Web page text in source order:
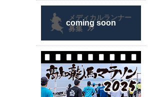
メディカルランナー
募集